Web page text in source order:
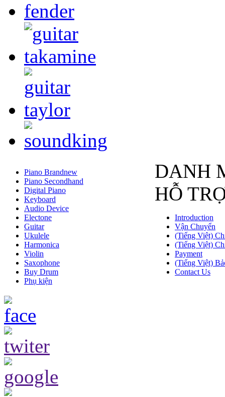
DANH
Piano Brandnew
Piano Secondhand
Digital Piano
Keyboard
Audio Device
Electone
Guitar
Ukulele
Harmonica
Violin
Saxophone
Buy Drum
Phụ kiện
HỖ
Introduction
Vận Chuyển
(Tiếng Việt)
(Tiếng Việt)
Payment
(Tiếng Việt)
Contact Us